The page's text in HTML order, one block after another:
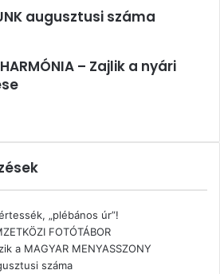
augusztusi száma
– Zajlik a nyári
„plébános úr”!
FOTÓTÁBOR
a MAGYAR MENYASSZONY
száma